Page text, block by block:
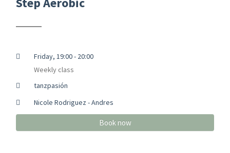
Friday, 19:00 - 20:00
Weekly class
tanzpasión
Nicole Rodriguez - Andres
Book now